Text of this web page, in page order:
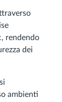
rendendo
dei
ambienti